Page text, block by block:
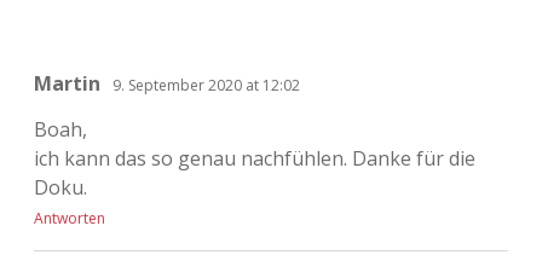
Martin 9. September 2020 at 12:02
Boah,
ich kann das so genau nachfühlen. Danke für die
Doku.
Antworten